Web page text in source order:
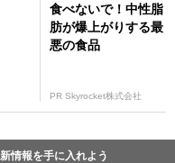
食べないで！中性脂
肪が爆上がりする最
悪の食品
PR Skyrocket株式会社
情報を手に入れよう